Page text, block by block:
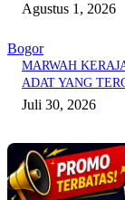
Agustus 1, 2026
Bogor
MARWAH
ADAT YANG
Juli 30, 2026